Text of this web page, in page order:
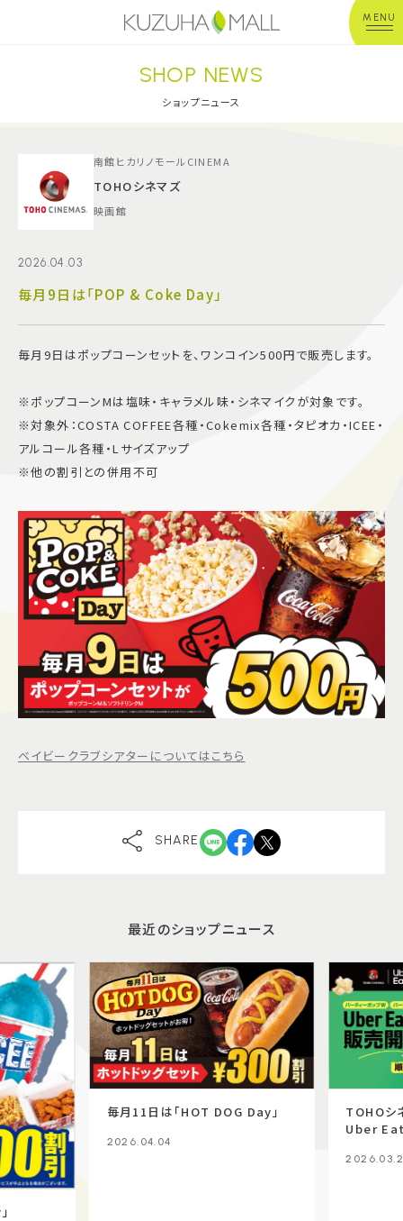
MENU
年中無休平 日：10:00~20:00
※店舗により異なる
ショップガイド
イベント
施設案内
アクセス＆駐車場
よくあるご質問
スタッフ募集
サイトマップ
プライバシーポリシー
Follow US
SHOP NEWS
ショップニュース
南館ヒカリノモールCINEMA
TOHOシネマズ
映画館
2026.04.03
毎月9日は「POP & Coke Day」
毎月9日はポップコーンセットを、ワンコイン500円で販売します。
※ポップコーンMは塩味・キャラメル味・シネマイクが対象です。
※対象外：COSTA COFFEE各種・Cokemix各種・タピオカ・ICEE・
アルコール各種・Lサイズアップ
※他の割引との併用不可
ベイビークラブシアターについてはこちら
SHARE
最近のショップニュース
毎月11日は「HOT DOG Day」
2026.04.04
TOHOシ
Uber